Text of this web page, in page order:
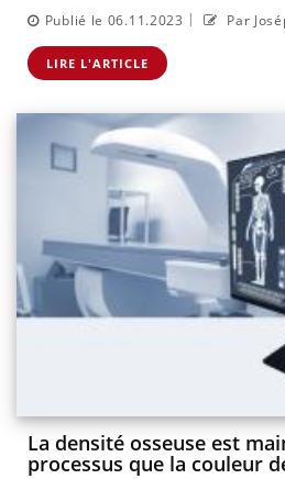
Publié le 06.11.2023 | Par
LIRE L'ARTICLE
La densité osseuse est
processus que la couleur